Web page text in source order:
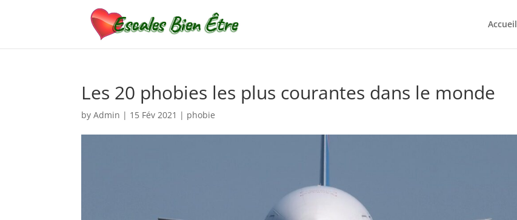
Accueil
Les 20 phobies les plus courantes dans le monde
byAdmin | 15 Fév 2021 | phobie